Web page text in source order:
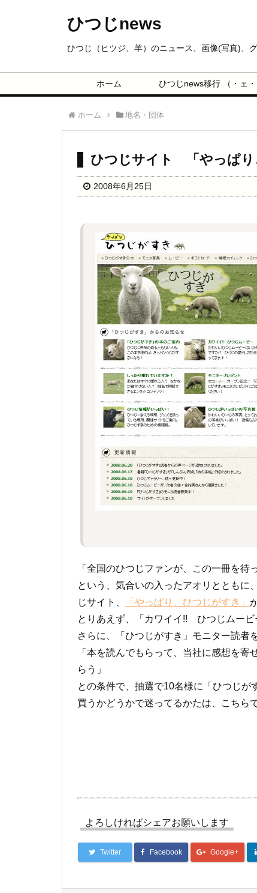
ひつじnews
ひつじ（ヒツジ、羊）のニュース、画像(写真)、
ホーム ひつじnews移行 （・ェ
ホーム 地名・団体
ひつじサイト 「やっぱり
2008年6月25日
「全国のひつじファンが、この一冊を待
という、気合いの入ったアオリとともに
じサイト、
「やっぱり、ひつじがすき」
とりあえず、「カワイイ!! ひつじムービ
さらに、「ひつじがすき」モニター読者
「本を読んでもらって、当社に感想を
らう」
との条件で、抽選で10名様に「ひつじが
買うかどうかで迷ってるかたは、こちら
よろしければシェアお願いします
Twitter Facebook Google+